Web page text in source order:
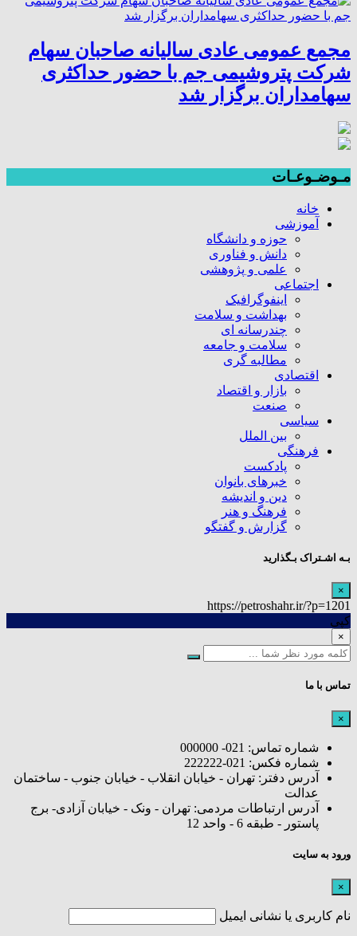
مجمع عمومی عادی سالیانه صاحبان سهام
شرکت پتروشیمی جم با حضور حداکثری
سهامداران برگزار شد
مـوضـوعـات
خانه
آموزشی
حوزه و دانشگاه
دانش و فناوری
علمی و پژوهشی
اجتماعی
اینفوگرافیک
بهداشت و سلامت
چندرسانه ای
سلامت و جامعه
مطالبه گری
اقتصادی
بازار و اقتصاد
صنعت
سیاسی
بین الملل
فرهنگی
پادکست
خبرهای بانوان
دین و اندیشه
فرهنگ و هنر
گزارش و گفتگو
بـه اشـتراک بـگذارید
×
https://petroshahr.ir/?p=1201
کپی
×
تماس با ما
×
شماره تماس: 021- 000000
شماره فکس: 021-222222
آدرس دفتر: تهران - خیابان انقلاب - خیابان جنوب - ساختمان
عدالت
آدرس ارتباطات مردمی: تهران - ونک - خیابان آزادی- برج
پاستور - طبقه 6 - واحد 12
ورود به سایت
×
نام کاربری یا نشانی ایمیل